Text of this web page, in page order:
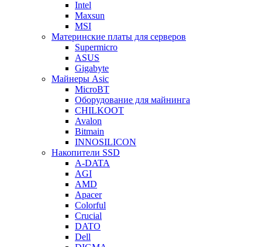
Intel
Maxsun
MSI
Материнские платы для серверов
Supermicro
ASUS
Gigabyte
Майнеры Asic
MicroBT
Оборудование для майнинга
CHILKOOT
Avalon
Bitmain
INNOSILICON
Накопители SSD
A-DATA
AGI
AMD
Apacer
Colorful
Crucial
DATO
Dell